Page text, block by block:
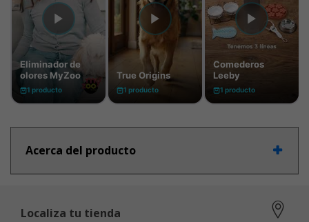
Acerca del producto
Localiza tu tienda